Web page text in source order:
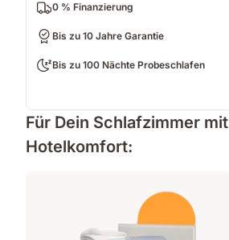
0 % Finanzierung
Bis zu 10 Jahre Garantie
Bis zu 100 Nächte Probeschlafen
Für Dein Schlafzimmer mit
Hotelkomfort: